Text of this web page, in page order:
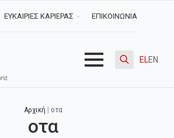
ΕΥΚΑΙΡΙΕΣ ΚΑΡΙΕΡΑΣ ΕΠΙΚΟΙΝΩΝΙΑ
ELEN
Αρχική | οτα
οτα